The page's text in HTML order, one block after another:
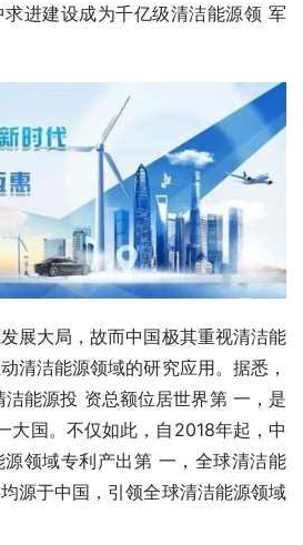
进建设成为千亿级清洁能源领 军
展大局，故而中国极其重视清洁能
清洁能源领域的研究应用。据悉，
能源投 资总额位居世界第 一，是
大国。不仅如此，自2018年起，中
领域专利产出第 一，全球清洁能
源于中国，引领全球清洁能源领域